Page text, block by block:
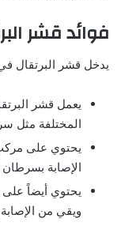
فوائد قشر
يدخل قشر البرتقال
يعمل قشر
المختلفة مثل
يحتوي على
الإصابة بسرطان
يحتوي أيضاً على
ويقي من